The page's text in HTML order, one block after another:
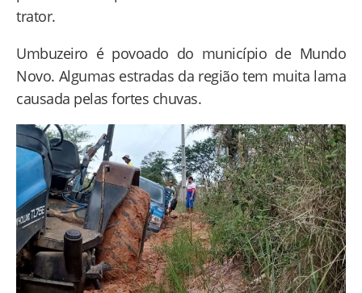
trator.
Umbuzeiro é povoado do município de Mundo
Novo. Algumas estradas da região tem muita lama
causada pelas fortes chuvas.